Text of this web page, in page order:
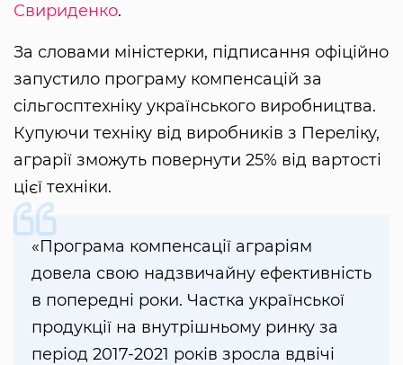
Свириденко.
За словами міністерки, підписання офіційно
запустило програму компенсацій за
сільгосптехніку українського виробництва.
Купуючи техніку від виробників з Переліку,
аграрії зможуть повернути 25% від вартості
цієї техніки.
«Програма компенсації аграріям
довела свою надзвичайну ефективність
в попередні роки. Частка української
продукції на внутрішньому ринку за
період 2017-2021 років зросла вдвічі